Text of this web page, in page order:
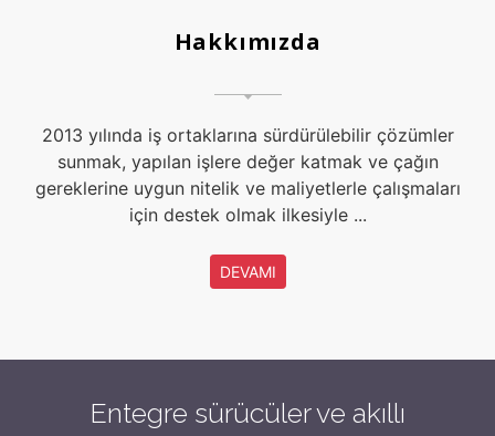
Hakkımızda
2013 yılında iş ortaklarına sürdürülebilir çözümler
sunmak, yapılan işlere değer katmak ve çağın
gereklerine uygun nitelik ve maliyetlerle çalışmaları
için destek olmak ilkesiyle ...
DEVAMI
Entegre sürücüler ve akıllı